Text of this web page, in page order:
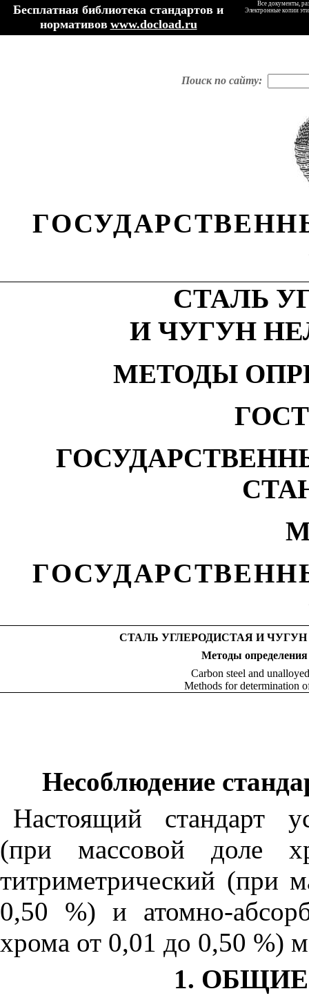
Бесплатная библиотека стандартов и
нормативов www.docload.ru
Все документы,
Электронные копии
Поиск по сайту:
СТАЛЬ
И ЧУГУН
МЕТОДЫ
ГОСТ
СТАЛЬ УГЛЕРОДИСТАЯ И
Методы определения
Carbon steel and
Methods for determination
Несоблюдение
Настоящий стандарт
(при массовой доле
титриметрический (при
0,50 %) и атомно-
хрома от 0,01 до 0,50 %)
1.